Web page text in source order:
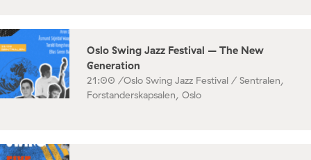
Oslo Swing Jazz Festival – The New
Generation
21:00 /Oslo Swing Jazz Festival / Sentralen,
Forstanderskapsalen, Oslo